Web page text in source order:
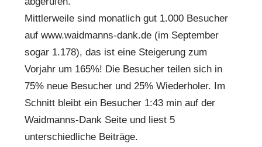
Mittlerweile sind monatlich gut 1.000 Besucher
auf www.waidmanns-dank.de (im September
sogar 1.178), das ist eine Steigerung zum
Vorjahr um 165%! Die Besucher teilen sich in
75% neue Besucher und 25% Wiederholer. Im
Schnitt bleibt ein Besucher 1:43 min auf der
Waidmanns-Dank Seite und liest 5
unterschiedliche Beiträge.